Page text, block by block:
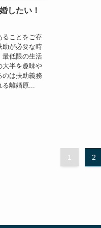
したい！
ることをご存
助が必要な時
最低限の生活
大半を趣味や
のは扶助義務
る離婚原...
1 2